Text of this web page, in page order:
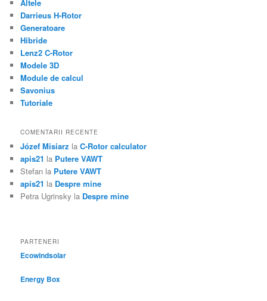
Altele
Darrieus H-Rotor
Generatoare
Hibride
Lenz2 C-Rotor
Modele 3D
Module de calcul
Savonius
Tutoriale
COMENTARII RECENTE
Józef Misiarz laC-Rotor calculator
apis21 la Putere VAWT
Stefan la Putere VAWT
apis21 la Despre mine
Petra Ugrinsky la Despre mine
PARTENERI
Ecowindsolar
Energy Box